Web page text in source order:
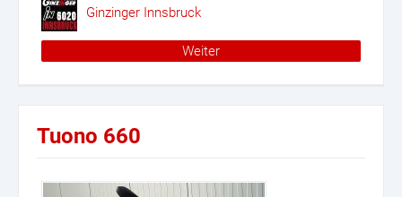
Ginzinger Innsbruck
Weiter
Tuono 660